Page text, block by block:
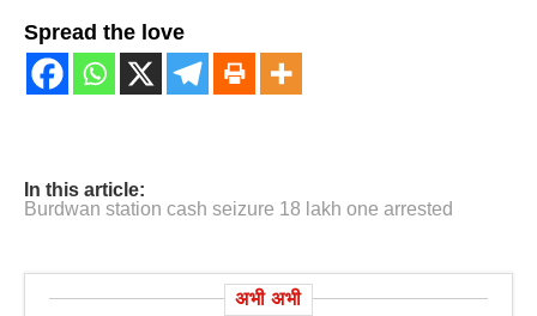
Spread the love
In this article:
Burdwan station cash seizure 18 lakh one arrested
अभी अभी